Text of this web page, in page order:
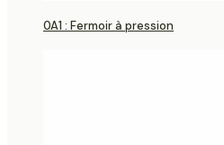
0A1 : Fermoir à pression